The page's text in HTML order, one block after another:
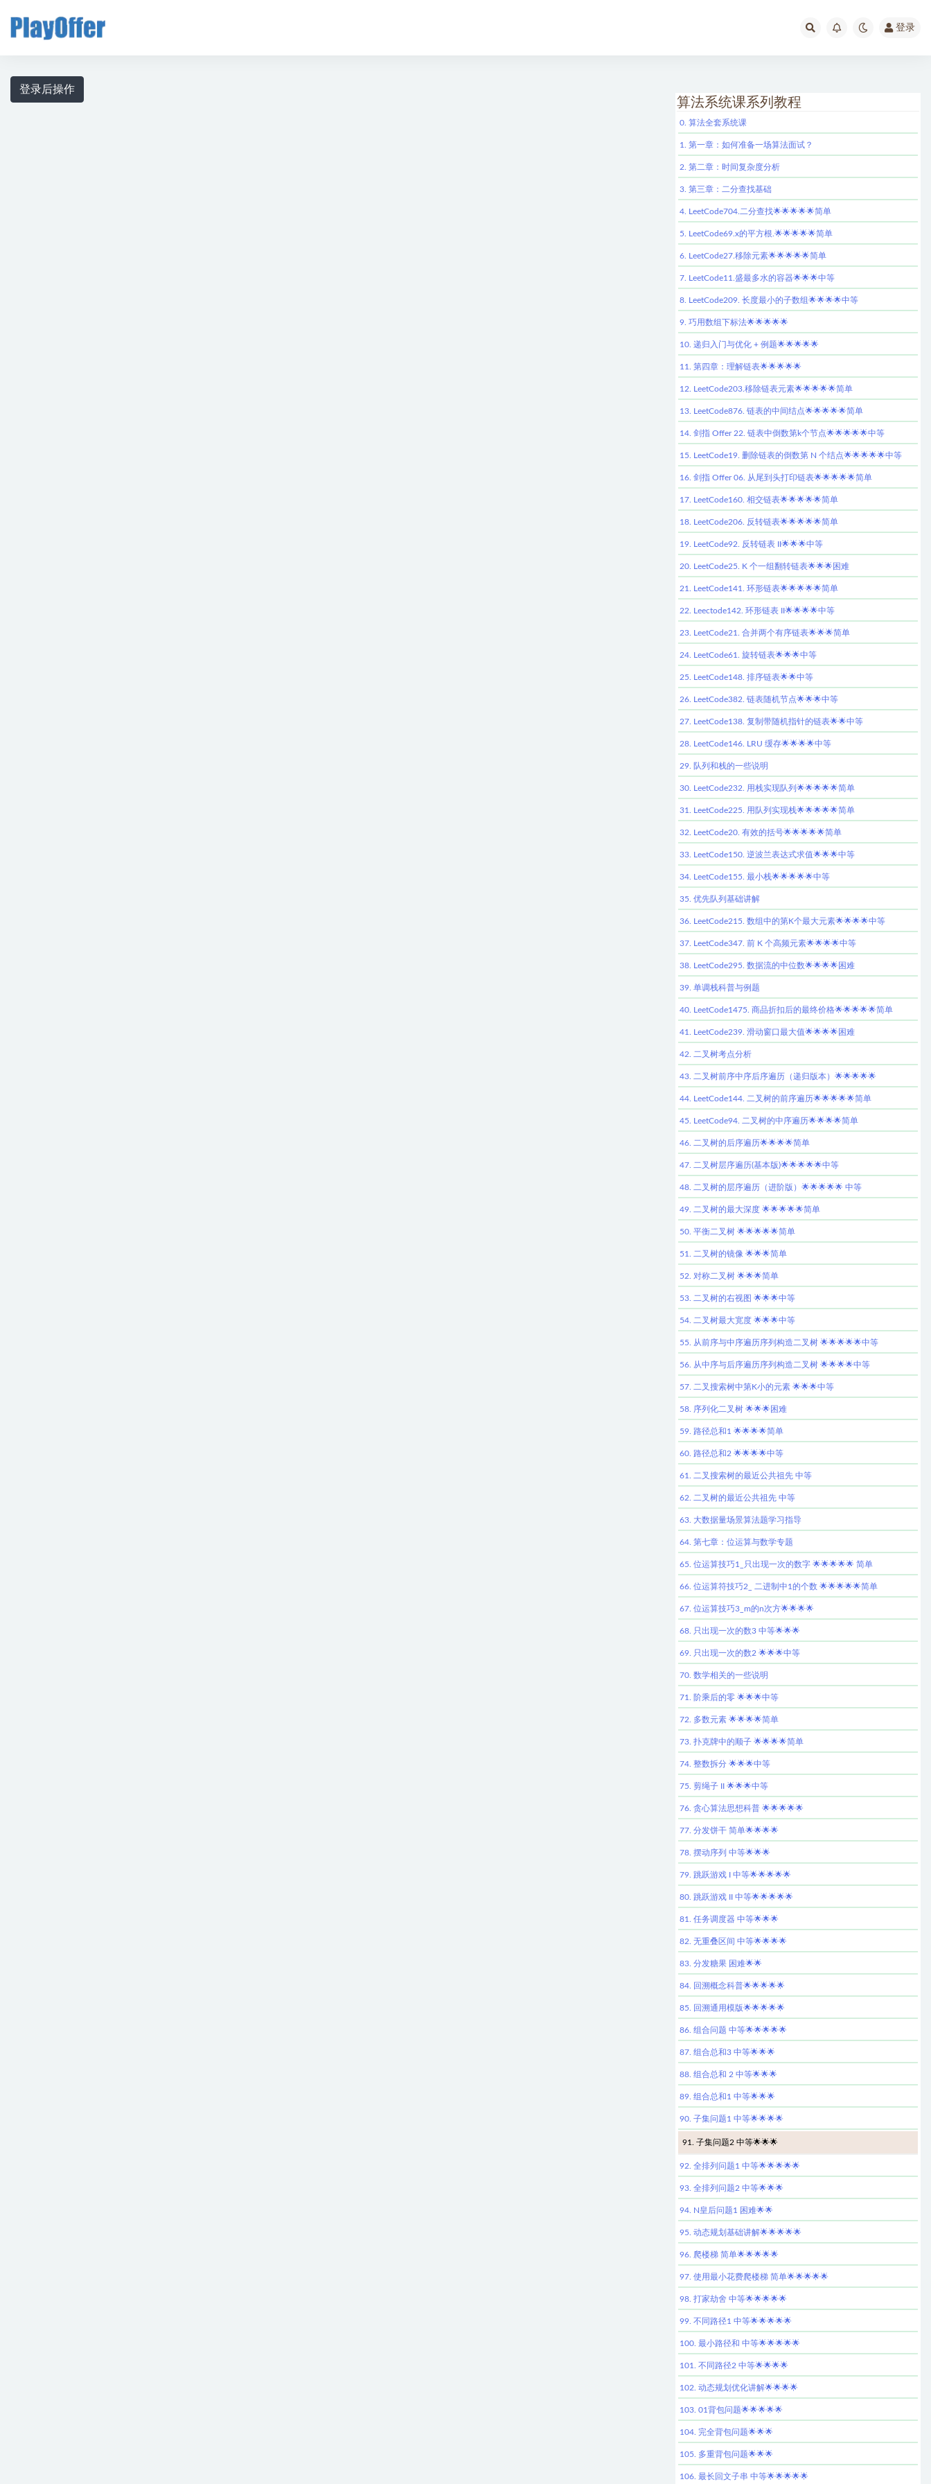
登录
登录后操作
算法系统课系列教程
0. 算法全套系统课
1. 第一章：如何准备一场算法面试？
2. 第二章：时间复杂度分析
3. 第三章：二分查找基础
4. LeetCode704.二分查找🌟🌟🌟🌟🌟简单
5. LeetCode69.x的平方根.🌟🌟🌟🌟🌟简单
6. LeetCode27.移除元素🌟🌟🌟🌟🌟简单
7. LeetCode11.盛最多水的容器🌟🌟🌟中等
8. LeetCode209. 长度最小的子数组🌟🌟🌟🌟中等
9. 巧用数组下标法🌟🌟🌟🌟🌟
10. 递归入门与优化 + 例题🌟🌟🌟🌟🌟
11. 第四章：理解链表🌟🌟🌟🌟🌟
12. LeetCode203.移除链表元素🌟🌟🌟🌟🌟简单
13. LeetCode876. 链表的中间结点🌟🌟🌟🌟🌟简单
14. 剑指 Offer 22. 链表中倒数第k个节点🌟🌟🌟🌟🌟中等
15. LeetCode19. 删除链表的倒数第 N 个结点🌟🌟🌟🌟🌟中等
16. 剑指 Offer 06. 从尾到头打印链表🌟🌟🌟🌟🌟简单
17. LeetCode160. 相交链表🌟🌟🌟🌟🌟简单
18. LeetCode206. 反转链表🌟🌟🌟🌟🌟简单
19. LeetCode92. 反转链表 II🌟🌟🌟中等
20. LeetCode25. K 个一组翻转链表🌟🌟🌟困难
21. LeetCode141. 环形链表🌟🌟🌟🌟🌟简单
22. Leectode142. 环形链表 II🌟🌟🌟🌟中等
23. LeetCode21. 合并两个有序链表🌟🌟🌟简单
24. LeetCode61. 旋转链表🌟🌟🌟中等
25. LeetCode148. 排序链表🌟🌟中等
26. LeetCode382. 链表随机节点🌟🌟🌟中等
27. LeetCode138. 复制带随机指针的链表🌟🌟中等
28. LeetCode146. LRU 缓存🌟🌟🌟🌟中等
29. 队列和栈的一些说明
30. LeetCode232. 用栈实现队列🌟🌟🌟🌟🌟简单
31. LeetCode225. 用队列实现栈🌟🌟🌟🌟🌟简单
32. LeetCode20. 有效的括号🌟🌟🌟🌟🌟简单
33. LeetCode150. 逆波兰表达式求值🌟🌟🌟中等
34. LeetCode155. 最小栈🌟🌟🌟🌟🌟中等
35. 优先队列基础讲解
36. LeetCode215. 数组中的第K个最大元素🌟🌟🌟🌟中等
37. LeetCode347. 前 K 个高频元素🌟🌟🌟🌟中等
38. LeetCode295. 数据流的中位数🌟🌟🌟🌟困难
39. 单调栈科普与例题
40. LeetCode1475. 商品折扣后的最终价格🌟🌟🌟🌟🌟简单
41. LeetCode239. 滑动窗口最大值🌟🌟🌟🌟困难
42. 二叉树考点分析
43. 二叉树前序中序后序遍历（递归版本）🌟🌟🌟🌟🌟
44. LeetCode144. 二叉树的前序遍历🌟🌟🌟🌟🌟简单
45. LeetCode94. 二叉树的中序遍历🌟🌟🌟🌟简单
46. 二叉树的后序遍历🌟🌟🌟🌟简单
47. 二叉树层序遍历(基本版)🌟🌟🌟🌟🌟中等
48. 二叉树的层序遍历（进阶版）🌟🌟🌟🌟🌟 中等
49. 二叉树的最大深度 🌟🌟🌟🌟🌟简单
50. 平衡二叉树 🌟🌟🌟🌟🌟简单
51. 二叉树的镜像 🌟🌟🌟简单
52. 对称二叉树 🌟🌟🌟简单
53. 二叉树的右视图 🌟🌟🌟中等
54. 二叉树最大宽度 🌟🌟🌟中等
55. 从前序与中序遍历序列构造二叉树 🌟🌟🌟🌟🌟中等
56. 从中序与后序遍历序列构造二叉树 🌟🌟🌟🌟中等
57. 二叉搜索树中第K小的元素 🌟🌟🌟中等
58. 序列化二叉树 🌟🌟🌟困难
59. 路径总和1 🌟🌟🌟🌟简单
60. 路径总和2 🌟🌟🌟🌟中等
61. 二叉搜索树的最近公共祖先 中等
62. 二叉树的最近公共祖先 中等
63. 大数据量场景算法题学习指导
64. 第七章：位运算与数学专题
65. 位运算技巧1_只出现一次的数字 🌟🌟🌟🌟🌟 简单
66. 位运算符技巧2_ 二进制中1的个数 🌟🌟🌟🌟🌟简单
67. 位运算技巧3_m的n次方🌟🌟🌟🌟
68. 只出现一次的数3 中等🌟🌟🌟
69. 只出现一次的数2 🌟🌟🌟中等
70. 数学相关的一些说明
71. 阶乘后的零 🌟🌟🌟中等
72. 多数元素 🌟🌟🌟🌟简单
73. 扑克牌中的顺子 🌟🌟🌟🌟简单
74. 整数拆分 🌟🌟🌟中等
75. 剪绳子 II 🌟🌟🌟中等
76. 贪心算法思想科普 🌟🌟🌟🌟🌟
77. 分发饼干 简单🌟🌟🌟🌟
78. 摆动序列 中等🌟🌟🌟
79. 跳跃游戏 I 中等🌟🌟🌟🌟🌟
80. 跳跃游戏 II 中等🌟🌟🌟🌟🌟
81. 任务调度器 中等🌟🌟🌟
82. 无重叠区间 中等🌟🌟🌟🌟
83. 分发糖果 困难🌟🌟
84. 回溯概念科普🌟🌟🌟🌟🌟
85. 回溯通用模版🌟🌟🌟🌟🌟
86. 组合问题 中等🌟🌟🌟🌟🌟
87. 组合总和3 中等🌟🌟🌟
88. 组合总和 2 中等🌟🌟🌟
89. 组合总和1 中等🌟🌟🌟
90. 子集问题1 中等🌟🌟🌟🌟
91. 子集问题2 中等🌟🌟🌟
92. 全排列问题1 中等🌟🌟🌟🌟🌟
93. 全排列问题2 中等🌟🌟🌟
94. N皇后问题1 困难🌟🌟
95. 动态规划基础讲解🌟🌟🌟🌟🌟
96. 爬楼梯 简单🌟🌟🌟🌟🌟
97. 使用最小花费爬楼梯 简单🌟🌟🌟🌟🌟
98. 打家劫舍 中等🌟🌟🌟🌟🌟
99. 不同路径1 中等🌟🌟🌟🌟🌟
100. 最小路径和 中等🌟🌟🌟🌟🌟
101. 不同路径2 中等🌟🌟🌟🌟
102. 动态规划优化讲解🌟🌟🌟🌟
103. 01背包问题🌟🌟🌟🌟🌟
104. 完全背包问题🌟🌟🌟
105. 多重背包问题🌟🌟🌟
106. 最长回文子串 中等🌟🌟🌟🌟🌟